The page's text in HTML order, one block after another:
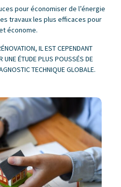
pour économiser de l’énergie
travaux les plus efficaces pour
économe.
IL EST CEPENDANT
UNE ÉTUDE PLUS POUSSÉS DE
TECHNIQUE GLOBALE.